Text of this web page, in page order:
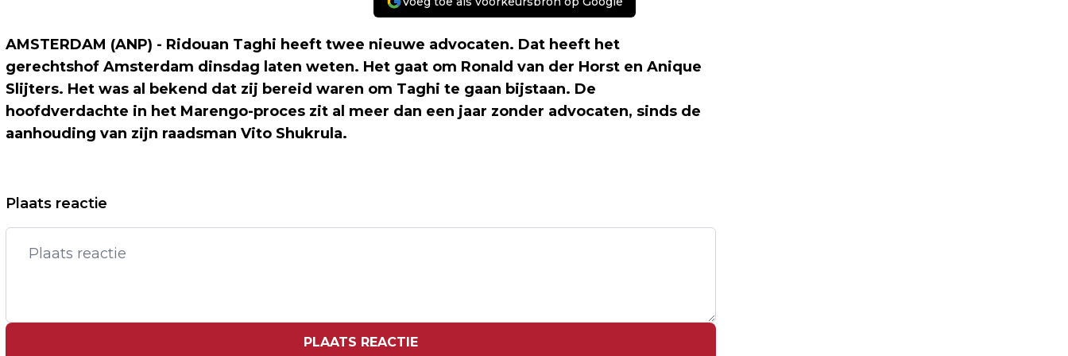
AMSTERDAM (ANP) - Ridouan Taghi heeft twee nieuwe advocaten. Dat heeft het
gerechtshof Amsterdam dinsdag laten weten. Het gaat om Ronald van der Horst en Anique
Slijters. Het was al bekend dat zij bereid waren om Taghi te gaan bijstaan. De
hoofdverdachte in het Marengo-proces zit al meer dan een jaar zonder advocaten, sinds de
aanhouding van zijn raadsman Vito Shukrula.
Vorig artikel
FRANSE ZANGER PATRICK BRUEL
LANGER IN HECHTENIS IN
DUITSE BONDSPRESIDENT BEGONNEN
Plaats reactie
PLAATS REACTIE